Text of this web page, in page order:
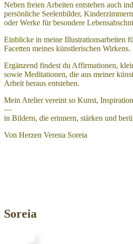
Neben freien Arbeiten entstehen auch
persönliche Seelenbilder,
oder Werke für besondere
Einblicke in meine Illustrationsarbeiten
Facetten meines künstlerischen Wirkens.
Ergänzend findest du Affirmationen,
sowie Meditationen, die aus meiner
Arbeit heraus entstehen.
Mein Atelier vereint so Kunst,
—
in Bildern, die erinnern, stärken und
Von Herzen Verena Soreia
Soreia